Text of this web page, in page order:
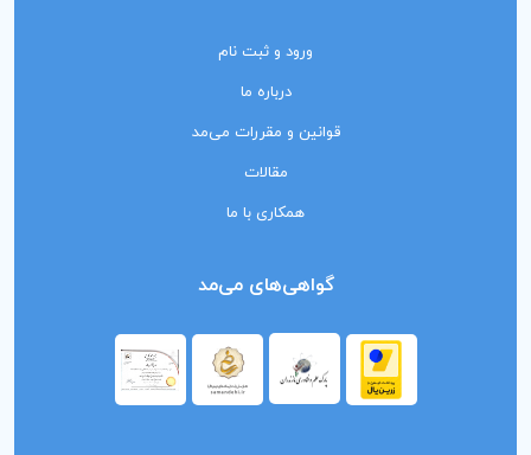
ورود و ثبت نام
درباره ما
قوانین و مقررات می‌مد
مقالات
همکاری با ما
گواهی‌های می‌مد